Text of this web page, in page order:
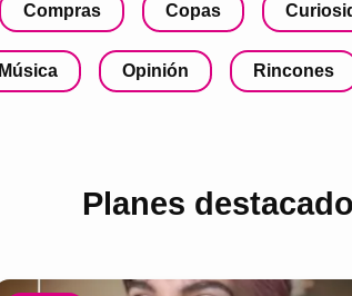
Compras Copas
Música Opinión Rincones
Planes